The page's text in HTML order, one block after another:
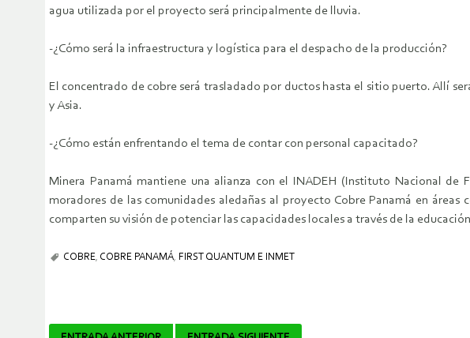
agua utilizada por el proyecto será principalmente de lluvia.
-¿Cómo será la infraestructura y logística para el despacho de la producción?
El concentrado de cobre será trasladado por ductos hasta el sitio puerto. Allí
y Asia.
-¿Cómo están enfrentando el tema de contar con personal capacitado?
Minera Panamá mantiene una alianza con el INADEH (Instituto Nacional
moradores de las comunidades aledañas al proyecto Cobre Panamá en
comparten su visión de potenciar las capacidades locales a través de la
COBRE, COBRE PANAMÁ, FIRST QUANTUM E INMET